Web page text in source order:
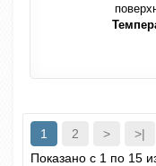
1 2 >
>|
Показано с 1 по 15